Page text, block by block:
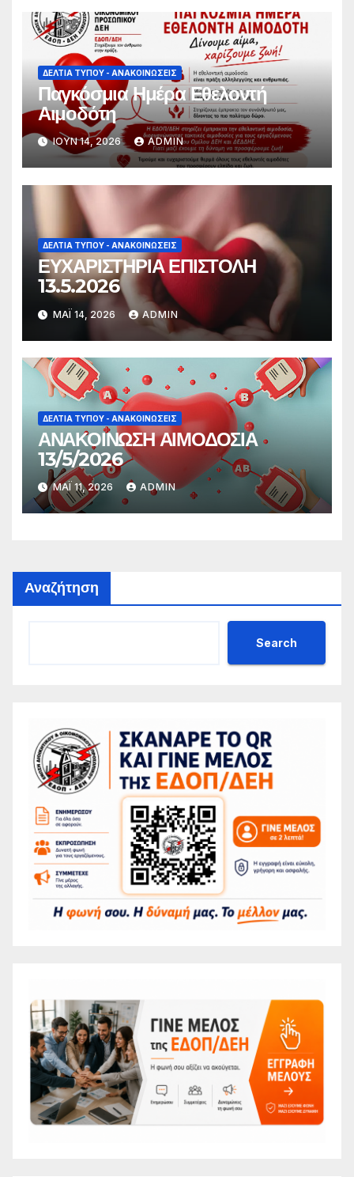
ΔΕΛΤΊΑ ΤΎΠΟΥ - ΑΝΑΚΟΙΝΏΣΕΙΣ
Παγκόσμια Ημέρα Εθελοντή
Αιμοδότη
ΙΟΎΝ 14, 2026 ADMIN
ΔΕΛΤΊΑ ΤΎΠΟΥ - ΑΝΑΚΟΙΝΏΣΕΙΣ
ΕΥΧΑΡΙΣΤΗΡΙΑ ΕΠΙΣΤΟΛΗ
13.5.2026
ΜΆΙ 14, 2026 ADMIN
ΔΕΛΤΊΑ ΤΎΠΟΥ - ΑΝΑΚΟΙΝΏΣΕΙΣ
ΑΝΑΚΟΙΝΩΣΗ ΑΙΜΟΔΟΣΙΑ
13/5/2026
ΜΆΙ 11, 2026 ADMIN
Αναζήτηση
Search